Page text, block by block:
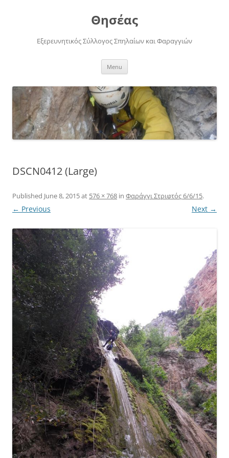
Θησέας
Εξερευνητικός Σύλλογος Σπηλαίων και Φαραγγιών
Menu
DSCN0412 (Large)
Published June 8, 2015at 576 × 768 in Φαράγγι Στριφτός 6/6/15.
← Previous Next →